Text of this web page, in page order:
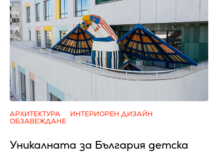
АРХИТЕКТУРА
ИНТЕРИОРЕН ДИЗАЙН
ОБЗАВЕЖДАНЕ
Уникалната за България детска